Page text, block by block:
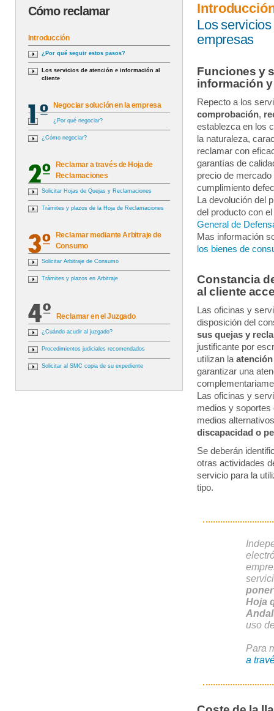
Cómo reclamar
Introducción
¿Por qué seguir estos pasos?
Los servicios de atención e información al
cliente
Negociar solución en la empresa
¿Por qué negociar?
¿Cómo negociar?
Reclamar a través de Hoja de
Reclamaciones
Solicitar Hojas de Quejas y Reclamaciones
Trámites y plazos de la Hoja de Reclamaciones
Reclamar mediante Arbitraje de
Consumo
Solicitar Arbitraje de Consumo
Trámites y plazos en Arbitraje
Reclamar en el Juzgado
¿Cuándo acudir al juzgado?
Procedimientos judiciales recomendados
Solicitar al SMC copia de su expediente
Los
empresas
Funciones y
información
Repecto a los
comprobación,
establezca en los
la naturaleza,
reclamar con
garantías de
precio de
cumplimiento
La devolución del
del producto con
General de
Mas información
los bienes de
Constancia
al cliente
Las oficinas y
disposición del
sus quejas y
justificante por
utilizan la
garantizar una
Las oficinas y
medios y
medios
discapacidad o
Se deberán
otras actividades
servicio para la
tipo.
Hoja
uso
Para
a